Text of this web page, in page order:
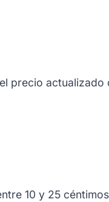
precio actualizado
10 y 25